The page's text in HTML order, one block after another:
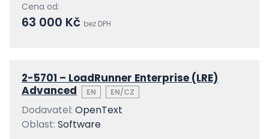
Cena od:
63 000 Kč bez DPH
2-5701 – LoadRunner Enterprise (LRE)
Advanced
EN EN/CZ
Dodavatel: OpenText
Oblast: Software